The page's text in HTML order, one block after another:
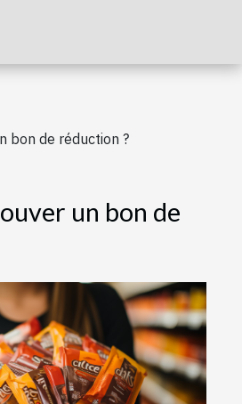
bon de réduction ?
un bon de